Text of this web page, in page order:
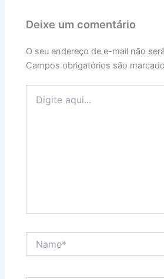
Deixe um comentário
O seu endereço de e-mail não
Campos obrigatórios são
aqui...